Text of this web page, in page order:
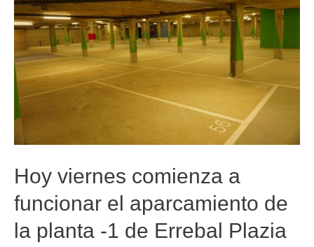
Hoy viernes comienza a
funcionar el aparcamiento de
la planta -1 de Errebal Plazia